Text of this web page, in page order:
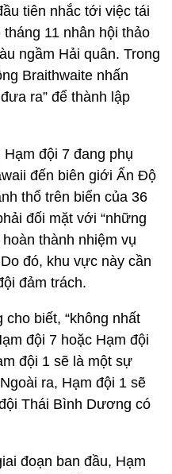
tiên nhắc tới việc tái
11 nhân hội thảo
ngầm Hải quân. Trong
Braithwaite nhấn
ra” để thành lập
đội 7 đang phụ
đến biên giới Ấn Độ
thổ trên biển của 36
đối mặt với “những
thành nhiệm vụ
đó, khu vực này cần
đảm trách.
biết, “không nhất
đội 7 hoặc Hạm đội
đội 1 sẽ là một sự
ra, Hạm đội 1 sẽ
Thái Bình Dương có
đoạn ban đầu, Hạm